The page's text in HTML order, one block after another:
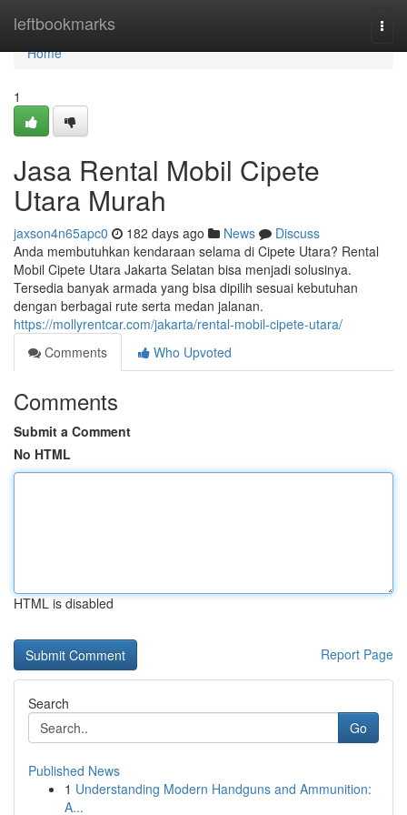
leftbookmarks
Home
Home
1
Jasa Rental Mobil Cipete
Utara Murah
jaxson4n65apc0 182 days ago News
Discuss
Anda membutuhkan kendaraan selama di Cipete Utara? Rental
Mobil Cipete Utara Jakarta Selatan bisa menjadi solusinya.
Tersedia banyak armada yang bisa dipilih sesuai kebutuhan
dengan berbagai rute serta medan jalanan.
https://mollyrentcar.com/jakarta/rental-mobil-cipete-utara/
Comments
Who Upvoted
Comments
Submit a Comment
No HTML
HTML is disabled
Report Page
Search
Go
Published News
1 Understanding Modern Handguns and Ammunition:
A...